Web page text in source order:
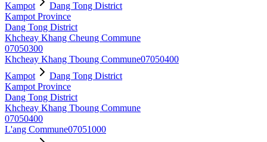
Kampot
Dang Tong District
Kampot Province
Dang Tong District
Khcheay Khang Cheung Commune
07050300
Khcheay Khang Tboung Commune07050400
Kampot
Dang Tong District
Kampot Province
Dang Tong District
Khcheay Khang Tboung Commune
07050400
L'ang Commune07051000